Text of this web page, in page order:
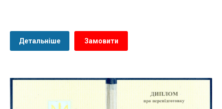
Детальніше Замовити